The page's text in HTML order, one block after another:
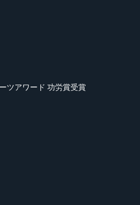
ツアワード 功労賞受賞